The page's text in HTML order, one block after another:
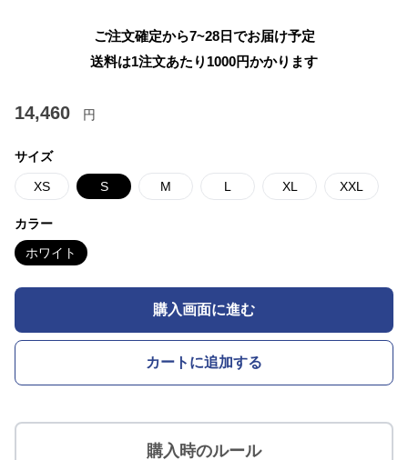
ご注文確定から7~28日でお届け予定
送料は1注文あたり 1000円かかります
14,460 円
サイズ
XS S M L XL XXL
カラー
ホワイト
購入画面に進む
カートに追加する
購入時のルール